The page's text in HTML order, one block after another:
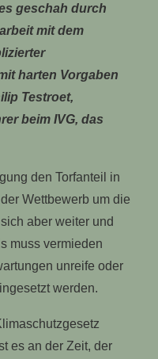
geschah durch
mit dem
harten Vorgaben
Testroet,
beim IVG, das
den Torfanteil in
Wettbewerb um die
aber weiter und
muss vermieden
unreife oder
werden.
es an der Zeit, der